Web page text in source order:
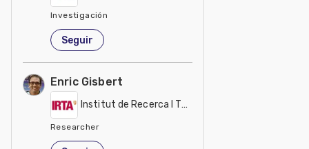
Investigación
Estados Unidos de América
Seguir
Enric Gisbert
Institut de Recerca I Tecnologia Agroalimentàries
Researcher
España